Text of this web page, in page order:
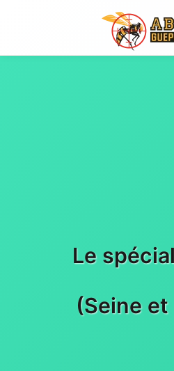
Le
(Seine